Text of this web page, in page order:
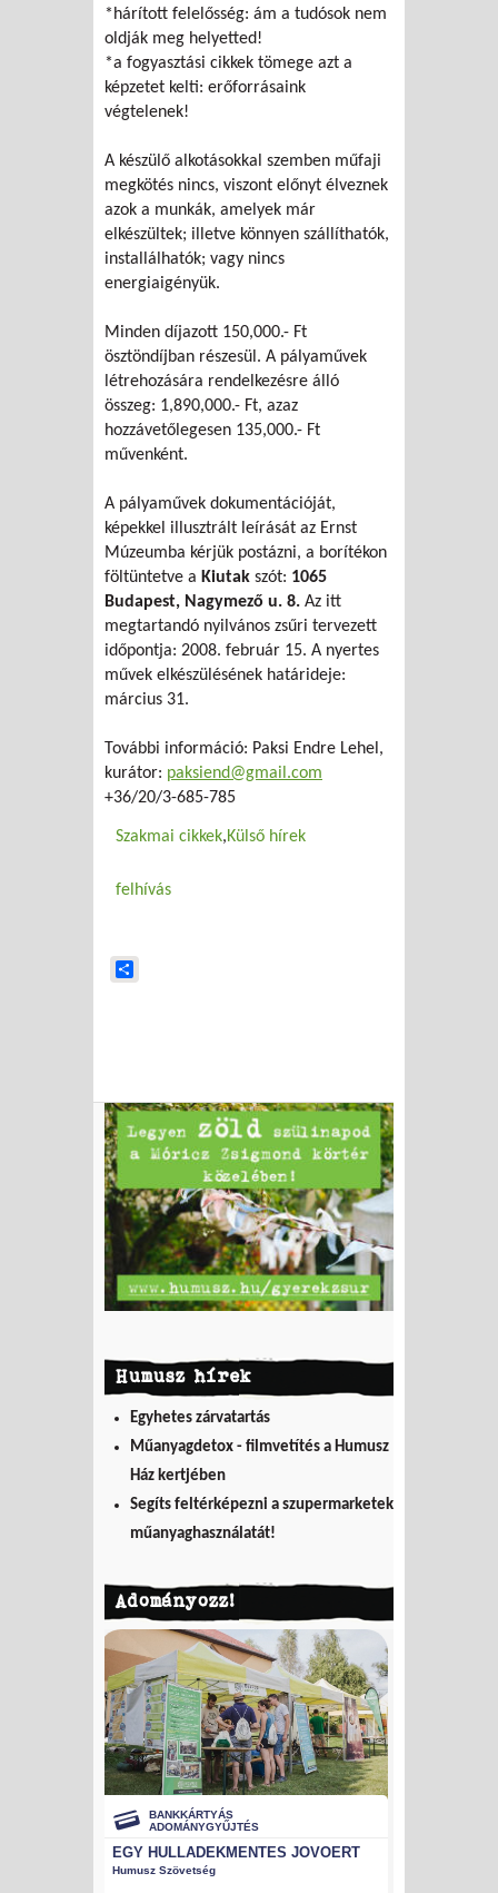
*hárított felelősség: ám a tudósok nem
oldják meg helyetted!
*a fogyasztási cikkek tömege azt a
képzetet kelti: erőforrásaink
végtelenek!
A készülő alkotásokkal szemben műfaji
megkötés nincs, viszont előnyt élveznek
azok a munkák, amelyek már
elkészültek; illetve könnyen szállíthatók,
installálhatók; vagy nincs
energiaigényük.
Minden díjazott 150,000.- Ft
ösztöndíjban részesül. A pályaművek
létrehozására rendelkezésre álló
összeg: 1,890,000.- Ft, azaz
hozzávetőlegesen 135,000.- Ft
művenként.
A pályaművek dokumentációját,
képekkel illusztrált leírását az Ernst
Múzeumba kérjük postázni, a borítékon
föltüntetve a Kiutak szót: 1065
Budapest, Nagymező u. 8. Az itt
megtartandó nyilvános zsűri tervezett
időpontja: 2008. február 15. A nyertes
művek elkészülésének határideje:
március 31.
További információ: Paksi Endre Lehel,
kurátor: paksiend@gmail.com
+36/20/3-685-785
Szakmai cikkek Külső hírek
felhívás
Humusz hírek
Egyhetes zárvatartás
Műanyagdetox - filmvetítés a Humusz
Ház kertjében
Segíts feltérképezni a szupermarketek
műanyaghasználatát!
Adományozz!